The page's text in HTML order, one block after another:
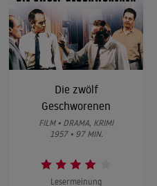
Die zwölf
Geschworenen
FILM • DRAMA, KRIMI
1957 • 97 MIN.
Lesermeinung